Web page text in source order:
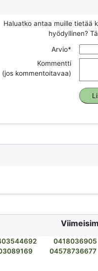
Haluatko antaa muille tietää
hyödyllinen?
Arvio*
Kommentti
(jos kommentoitavaa)
0418036905
04578736677